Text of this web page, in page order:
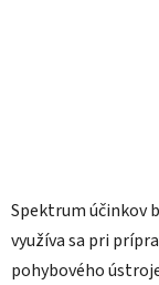
Spektrum účinkov
využíva sa pri
pohybového